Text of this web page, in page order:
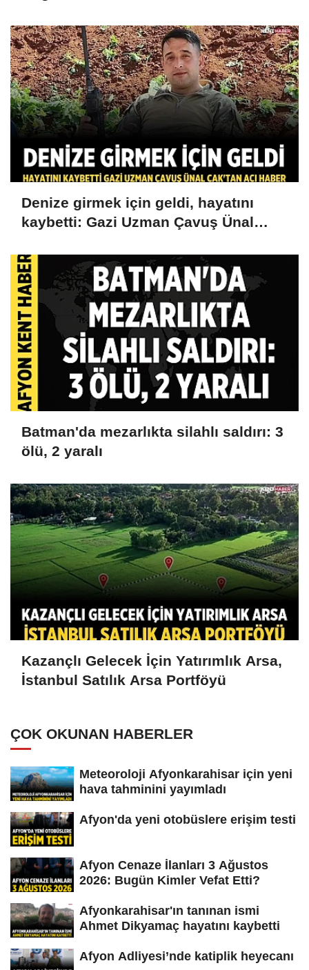
Denize girmek için geldi, hayatını
kaybetti: Gazi Uzman Çavuş Ünal
Batman'da mezarlıkta silahlı saldırı: 3
ölü, 2 yaralı
Kazançlı Gelecek İçin Yatırımlık Arsa,
İstanbul Satılık Arsa Portföyü
ÇOK OKUNAN HABERLER
Meteoroloji Afyonkarahisar için yeni
hava tahminini yayımladı
Afyon'da yeni otobüslere erişim testi
Afyon Cenaze İlanları 3 Ağustos
2026: Bugün Kimler Vefat Etti?
Afyonkarahisar'ın tanınan ismi
Ahmet Dikyamaç hayatını kaybetti
Afyon Adliyesi’nde katiplik heyecanı